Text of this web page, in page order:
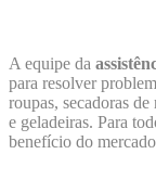
A equipe da
para resolver
roupas, secadoras
e geladeiras. Para
benefício do